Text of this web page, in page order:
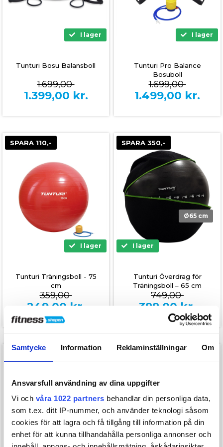
Samtycke Information Reklaminställningar Om
Ansvarsfull användning av dina uppgifter
Vi och våra 1022 partners behandlar din personliga data,
som t.ex. ditt IP-nummer, och använder teknologi såsom
cookies för att lagra och få tillgång till information på din
enhet för att kunna tillhandahålla personliga annonser och
I lager
Tunturi Bosu Balansboll
1.699,00
1.399,00 kr.
I lager
Tunturi Pro Balance
Bosuboll
1.699,00
1.499,00 kr.
SPARA 110,-
I lager
Tunturi Träningsboll - 75
cm
359,00
249,00 kr.
SPARA 350,-
Ø65 cm
I lager
Tunturi Överdrag för
Träningsboll – 65 cm
749,00
399,00 kr.
SPARA 350,-
Ø75 cm Plats för 10 st